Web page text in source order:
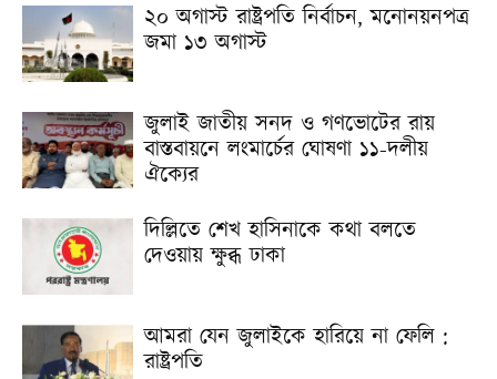
২০ অগাস্ট রাষ্ট্রপতি নির্বাচন, মনোনয়নপত্র
জমা ১৩ অগাস্ট
জুলাই জাতীয় সনদ ও গণভোটের রায়
বাস্তবায়নে লংমার্চের ঘোষণা ১১-দলীয়
ঐক্যের
দিল্লিতে শেখ হাসিনাকে কথা বলতে
দেওয়ায় ক্ষুব্ধ ঢাকা
আমরা যেন জুলাইকে হারিয়ে না ফেলি :
রাষ্ট্রপতি